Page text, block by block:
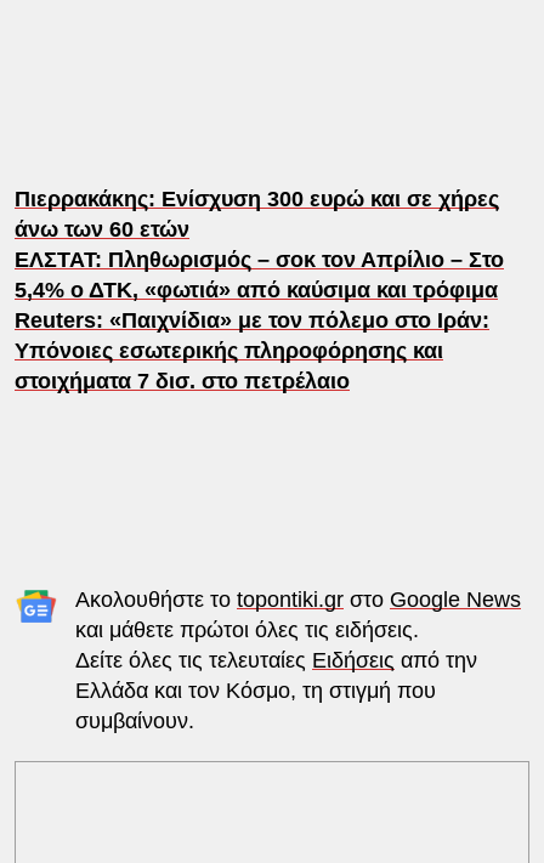
Πιερρακάκης: Ενίσχυση 300 ευρώ και σε χήρες
άνω των 60 ετών
ΕΛΣΤΑΤ: Πληθωρισμός – σοκ τον Απρίλιο – Στο
5,4% ο ΔΤΚ, «φωτιά» από καύσιμα και τρόφιμα
Reuters: «Παιχνίδια» με τον πόλεμο στο Ιράν:
Υπόνοιες εσωτερικής πληροφόρησης και
στοιχήματα 7 δισ. στο πετρέλαιο
Ακολουθήστε το topontiki.grστο Google News
και μάθετε πρώτοι όλες τις ειδήσεις.
Δείτε όλες τις τελευταίες Ειδήσεις από την
Ελλάδα και τον Κόσμο, τη στιγμή που
συμβαίνουν.